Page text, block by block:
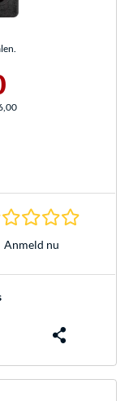
Anmeld nu